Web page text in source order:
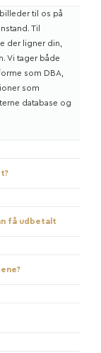
til os på
Til
der ligner din,
Vi tager både
som DBA,
som
database og
få udbetalt